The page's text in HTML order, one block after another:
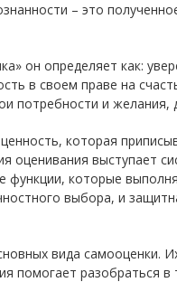
– это
он определяет как:
в своем праве на
потребности и
которая
оценивания выступает
функции, которые
выбора, и
вида самооценки.
помогает разобраться